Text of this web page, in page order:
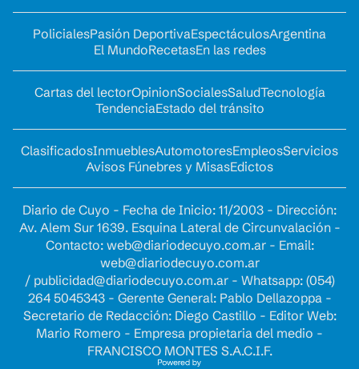
PolicialesPasión DeportivaEspectáculosArgentina
El MundoRecetasEn las redes
Cartas del lectorOpinionSocialesSaludTecnología
TendenciaEstado del tránsito
ClasificadosInmueblesAutomotoresEmpleosServicios
Avisos Fúnebres y MisasEdictos
Diario de Cuyo - Fecha de Inicio: 11/2003 - Dirección:
Av. Alem Sur 1639. Esquina Lateral de Circunvalación -
Contacto: web@diariodecuyo.com.ar- Email:
web@diariodecuyo.com.ar
/ publicidad@diariodecuyo.com.ar- Whatsapp: (054)
264 5045343 - Gerente General: Pablo Dellazoppa -
Secretario de Redacción: Diego Castillo - Editor Web:
Mario Romero - Empresa propietaria del medio -
FRANCISCO MONTES S.A.C.I.F.